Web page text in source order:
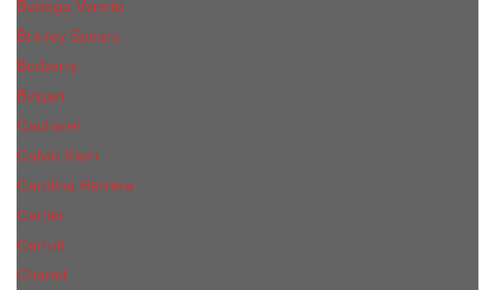
Bottega Veneta
Britney Spears
Burberry
Bvlgari
Cacharel
Calvin Klein
Carolina Herrera
Cartier
Cerruti
Сhanеl